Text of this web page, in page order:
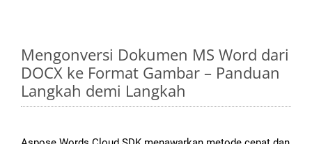
Mengonversi Dokumen MS Word dari
DOCX ke Format Gambar – Panduan
Langkah demi Langkah